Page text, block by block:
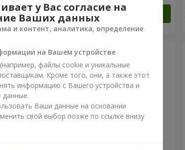
1 221 грн
у Вас согласие на
Ваших данных
и контент, аналитика, определение
на Вашем устройстве
файлы cookie и уникальные
Кроме того, они, а также этот
информацию с Вашего устройства и
Ваши данные на основании
свой выбор позже по ссылке внизу